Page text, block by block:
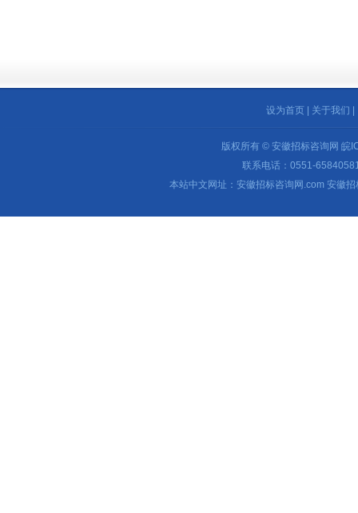
设为首页 关于我们
版权所有 © 安徽招标咨询网 皖
联系电话：0551-
本站中文网址：安徽招标咨询网.com 安徽